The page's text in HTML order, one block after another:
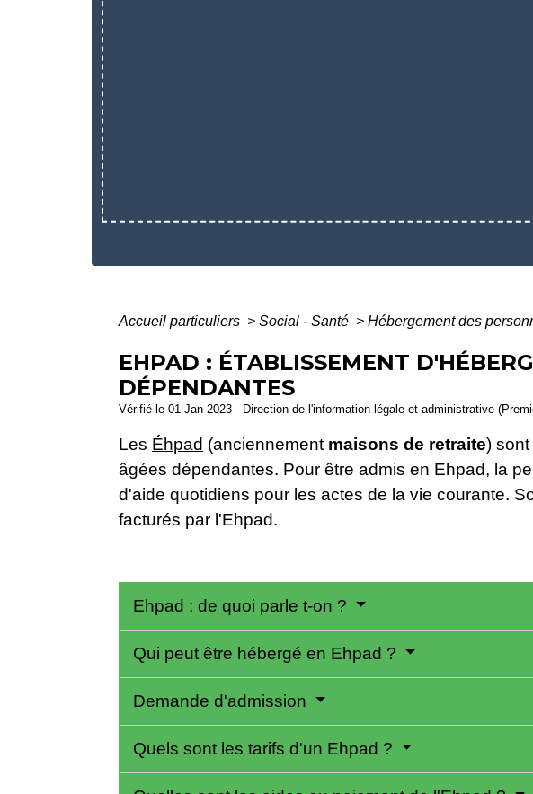
Accueil particuliers > Social - Santé > Hébergement des
EHPAD : ÉTABLISSEMENT
DÉPENDANTES
Vérifié le 01 Jan 2023 - Direction de l'information légale et administrative
Les Éhpad (anciennement maisons de retraite)
âgées dépendantes. Pour être admis en Ehpad, la
d'aide quotidiens pour les actes de la vie courante.
facturés par l'Ehpad.
Ehpad : de quoi parle t-on ?
Qui peut être hébergé en Ehpad ?
Demande d'admission
Quels sont les tarifs d'un Ehpad ?